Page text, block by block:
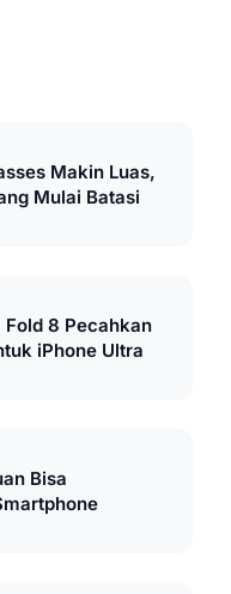
Makin Luas,
Mulai Batasi
8 Pecahkan
iPhone Ultra
Bisa